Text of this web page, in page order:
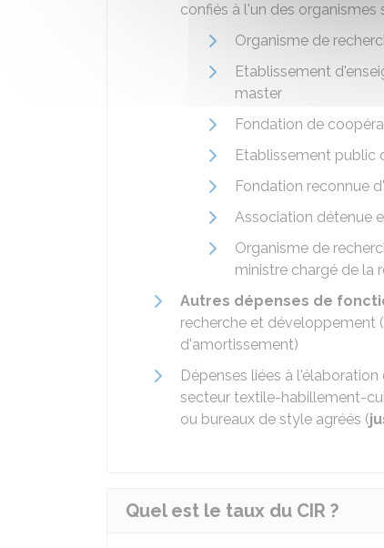
confiés à l'un des organismes
Organisme de
Etablissement
master
Fondation de
Etablissement public
Fondation reconnue
Association détenue
Organisme de
ministre chargé de la
Autres dépenses de
recherche et développement (
d'amortissement)
Dépenses liées à l'élaboration
secteur textile-habillement-
ou bureaux de style agréés (
Quel est le taux du CIR ?